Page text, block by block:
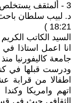
3 - ألمثقف يستخلص دروسا من الماضي و لايردده
18:21 )
السيد الكاتب الكريم
انا اعمل استاذا
جامعة كاليفورنيا منذ 25 عاما وعليه اعيش من عملي
ودرست قبلها في
اطفالا من قرابة
اتهم وامريكا